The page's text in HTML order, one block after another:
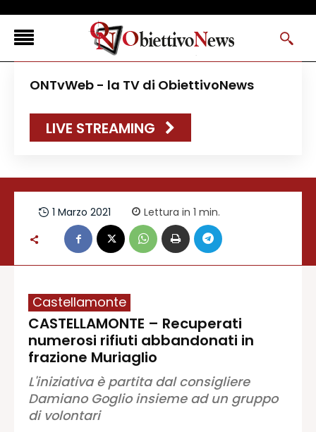
FLASH NEWS
NEWS DAL RESTO D’ITALIA
CANAVESELOCAL
PROMOREDAZIONALI
ONSTYLE MAGAZINE
Redazione
Contatti
Lavora con noi
Pubblicità
Autoregolamentazione per la
ONTvWeb - la TV di ObiettivoNews
LIVE STREAMING
1 Marzo 2021 Lettura in 1 min.
Castellamonte
CASTELLAMONTE – Recuperati
numerosi rifiuti abbandonati in
frazione Muriaglio
L'iniziativa è partita dal consigliere
Damiano Goglio insieme ad un gruppo
di volontari